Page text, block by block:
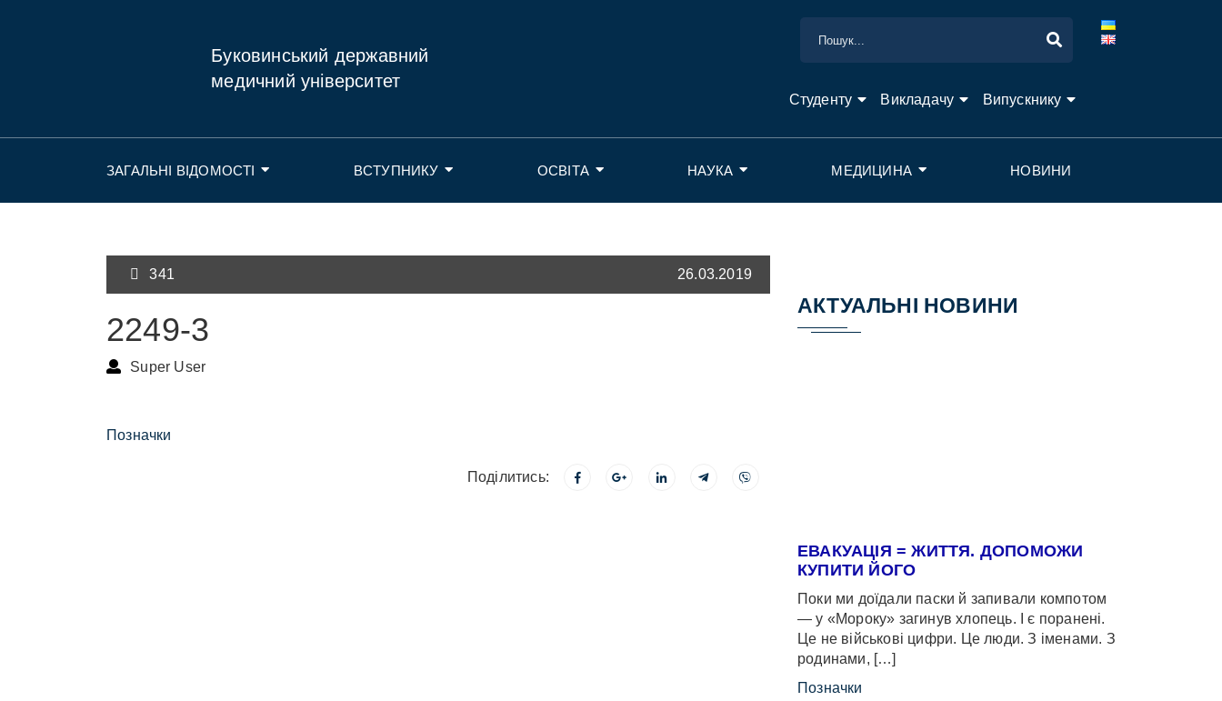
Буковинський державний
медичний університет
Студенту Викладачу Випускнику
ЗАГАЛЬНІ ВІДОМОСТІ ВСТУПНИКУ ОСВІТА НАУКА МЕДИЦИНА НОВИНИ
341 26.03.2019
2249-3
Super User
Позначки
Поділитись:
АКТУАЛЬНІ НОВИНИ
ЕВАКУАЦІЯ = ЖИТТЯ. ДОПОМОЖИ
КУПИТИ ЙОГО
Поки ми доїдали паски й запивали компотом
— у «Мороку» загинув хлопець. І є поранені.
Це не військові цифри. Це люди. З іменами. З
родинами, […]
Позначки